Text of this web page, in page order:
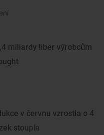
miliardy liber výrobcům
v červnu vzrostla o 4
stoupla